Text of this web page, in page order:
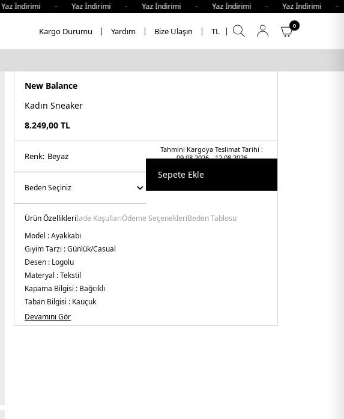
- Yaz İndirimi - Yaz İndirimi - Yaz İndirimi - Yaz
Kargo Durumu Yardım Bize Ulaşın TL
0
New Balance
Kadın Sneaker
8.249,00 TL
Tahmini Kargoya Teslimat Tarihi :
09.08.2026 - 12.08.2026
Renk: beyaz
Sepete Ekle
Ürün Özellikleriİade KoşullarıÖdeme SeçenekleriBeden Tablosu
Model :Ayakkabı
Giyim Tarzı :Günlük/Casual
Desen : Logolu
Materyal :Tekstil
Kapama Bilgisi : Bağcıklı
Taban Bilgisi : Kauçuk
Burun Tipi :Yuvarlak
Üretim Yeri :Çin
Devamını Gör